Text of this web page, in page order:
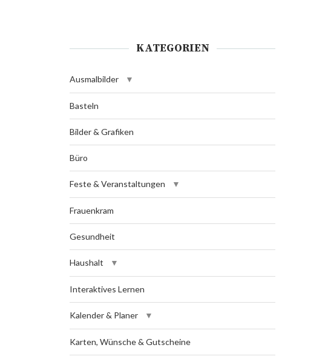
KATEGORIEN
Ausmalbilder
Basteln
Bilder & Grafiken
Büro
Feste & Veranstaltungen
Frauenkram
Gesundheit
Haushalt
Interaktives Lernen
Kalender & Planer
Karten, Wünsche & Gutscheine